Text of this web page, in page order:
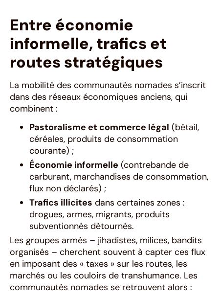
Entre économie
informelle, trafics et
routes stratégiques
La mobilité des communautés nomades s’inscrit
dans des réseaux économiques anciens, qui
combinent :
Pastoralisme et commerce légal (bétail,
céréales, produits de consommation
courante) ;
Économie informelle (contrebande de
carburant, marchandises de consommation,
flux non déclarés) ;
Trafics illicites dans certaines zones :
drogues, armes, migrants, produits
subventionnés détournés.
Les groupes armés – jihadistes, milices, bandits
organisés – cherchent souvent à capter ces flux
en imposant des « taxes » sur les routes, les
marchés ou les couloirs de transhumance. Les
communautés nomades se retrouvent alors :